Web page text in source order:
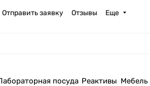
Отправить заявку Отзывы Еще
посуда Реактивы Мебель